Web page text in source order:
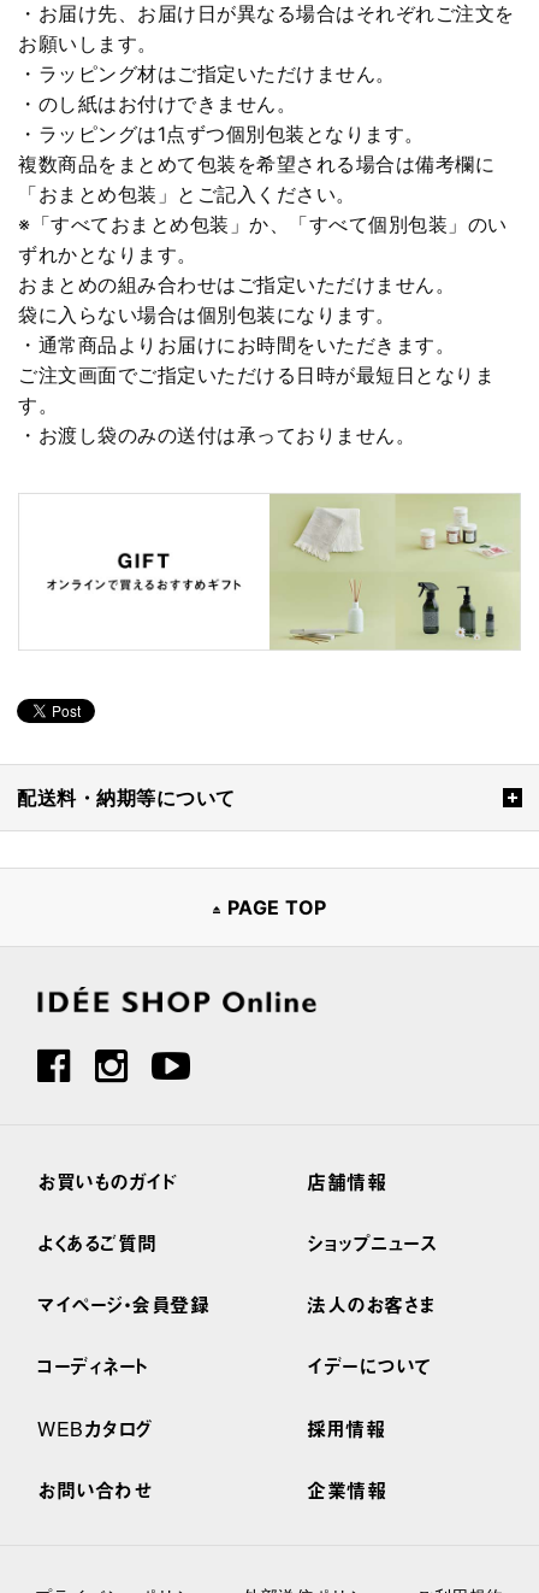
・お届け先、お届け日が異なる場合はそれぞれご注文を
お願いします。
・ラッピング材はご指定いただけません。
・のし紙はお付けできません。
・ラッピングは1点ずつ個別包装となります。
複数商品をまとめて包装を希望される場合は備考欄に
「おまとめ包装」とご記入ください。
※「すべておまとめ包装」か、「すべて個別包装」のい
ずれかとなります。
おまとめの組み合わせはご指定いただけません。
袋に入らない場合は個別包装になります。
・通常商品よりお届けにお時間をいただきます。
ご注文画面でご指定いただける日時が最短日となりま
す。
・お渡し袋のみの送付は承っておりません。
配送料・納期等について
PAGE TOP
お買いものガイド
よくあるご質問
マイページ・会員登録
コーディネート
WEBカタログ
お問い合わせ
店舗情報
ショップニュース
法人のお客さま
イデーについて
採用情報
企業情報